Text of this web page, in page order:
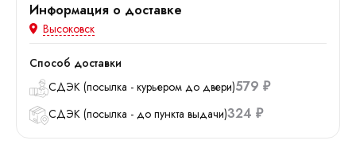
Информация о доставке
Высоковск
Способ доставки
СДЭК (посылка - курьером до двери)579 ₽
СДЭК (посылка - до пункта выдачи)324 ₽